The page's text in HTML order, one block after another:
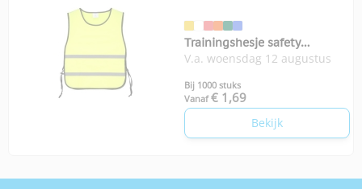
Trainingshesje safety
volwassenen
V.a. woensdag 12 augustus
Bij 1000 stuks
Vanaf € 1,69
Bekijk